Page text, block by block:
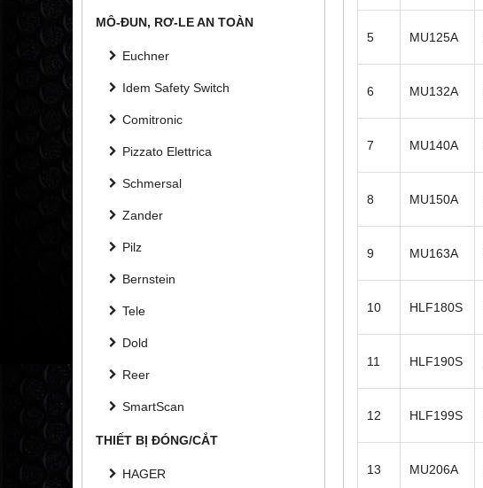
MÔ-ĐUN, RƠ-LE AN TOÀN
Euchner
Idem Safety Switch
Comitronic
Pizzato Elettrica
Schmersal
Zander
Pilz
Bernstein
Tele
Dold
Reer
SmartScan
THIẾT BỊ ĐÓNG/CẮT
HAGER
5 MU125A
6 MU132A
7 MU140A
8 MU150A
9 MU163A
10 HLF180S
11 HLF190S
12 HLF199S
13 MU206A